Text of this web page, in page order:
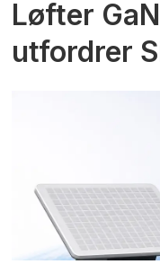
Løfter
utfordrer